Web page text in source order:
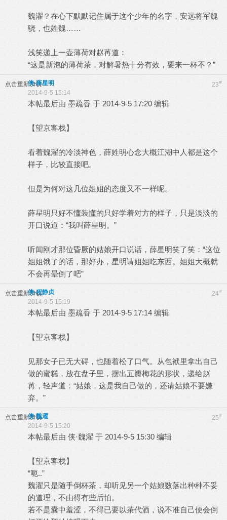
魏濯？在心下默默记住属于这个少年的名字，安远将军魏
骁，也姓魏……
浅笑递上一壶薄荷对赵苒道：
“这是新泡的薄荷茶，对解暑热十分有效，要来一杯不？”
点击重新加载 23#
侠-薛星明
2014-9-5 15:14
本帖最后由 墨疏香 于 2014-9-5 17:20 编辑
【望京客栈】
看着魏濯的冷淡神色，薛姓明心念大概江湖中人都是这个
样子，比较直接吧。
但是为何对这几位姐姐的态度又不一样呢。
薛星明只好不懂装懂的只好学着对方的样子，只是淡淡的
开口说道：“我叫薛星明。”
听闻刚才那位昏厥的姑娘开口说话，薛星明笑了笑：“这位
姐姐饿了的话，那好办，星明请姐姐吃东西。姐姐大概就
不会再晕倒了吧”
点击重新加载 24#
侠-程静贞
2014-9-5 15:19
本帖最后由 墨疏香 于 2014-9-5 17:14 编辑
【望京客栈】
见那女子已无大碍，也随着松了口气。从包袱里拿出自己
做的蜜糕，放在盘子里，摆出五瓣梅花的形状，递给赵
苒，轻声道：“姑娘，这是我自己做的，还请姑娘不要嫌
弃。”
点击重新加载 25#
侠·魏濯
2014-9-5 15:20
本帖最后由 侠·魏濯 于 2014-9-5 15:30 编辑
【望京客栈】
“呃..”
魏濯只是随手倒杯茶，却听见另一个姑娘数落出种种不妥
的道理，不由得有些后怕。
若不是囊中羞涩，不得已要以茶代酒，说不准自己便会倒